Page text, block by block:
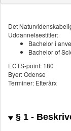
Det
Uddannelsestitler:
Bachelor i
Bachelor of
ECTS-point: 180
Byer: Odense
Terminer: Efterårx
§ 1 -